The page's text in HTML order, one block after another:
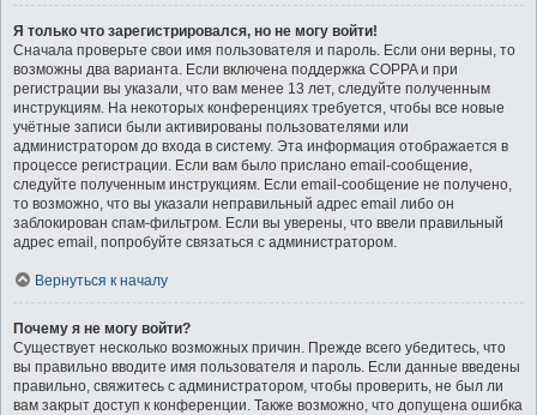
Я только что зарегистрировался, но не могу войти!
Сначала проверьте свои имя пользователя и пароль. Если они верны, то
возможны два варианта. Если включена поддержка COPPA и при
регистрации вы указали, что вам менее 13 лет, следуйте полученным
инструкциям. На некоторых конференциях требуется, чтобы все новые
учётные записи были активированы пользователями или
администратором до входа в систему. Эта информация отображается в
процессе регистрации. Если вам было прислано email-сообщение,
следуйте полученным инструкциям. Если email-сообщение не получено,
то возможно, что вы указали неправильный адрес email либо он
заблокирован спам-фильтром. Если вы уверены, что ввели правильный
адрес email, попробуйте связаться с администратором.
Вернуться к началу
Почему я не могу войти?
Существует несколько возможных причин. Прежде всего убедитесь, что
вы правильно вводите имя пользователя и пароль. Если данные введены
правильно, свяжитесь с администратором, чтобы проверить, не был ли
вам закрыт доступ к конференции. Также возможно, что допущена ошибка